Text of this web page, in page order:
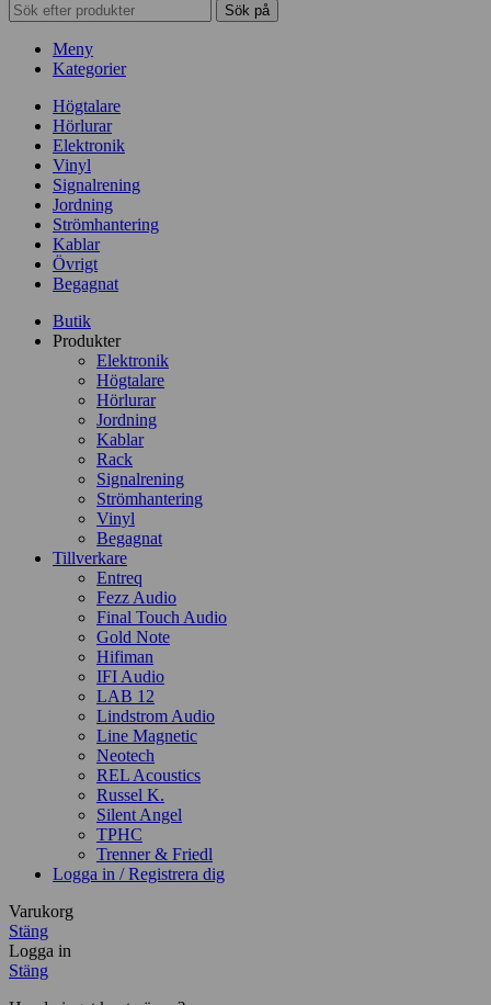
Sök på
Meny
Kategorier
Högtalare
Hörlurar
Elektronik
Vinyl
Signalrening
Jordning
Strömhantering
Kablar
Övrigt
Begagnat
Butik
Produkter
Elektronik
Högtalare
Hörlurar
Jordning
Kablar
Rack
Signalrening
Strömhantering
Vinyl
Begagnat
Tillverkare
Entreq
Fezz Audio
Final Touch Audio
Gold Note
Hifiman
IFI Audio
LAB 12
Lindstrom Audio
Line Magnetic
Neotech
REL Acoustics
Russel K.
Silent Angel
TPHC
Trenner & Friedl
Logga in / Registrera dig
Varukorg
Stäng
Logga in
Stäng